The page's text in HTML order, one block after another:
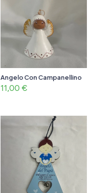
Angelo Con Campanellino
11,00 €